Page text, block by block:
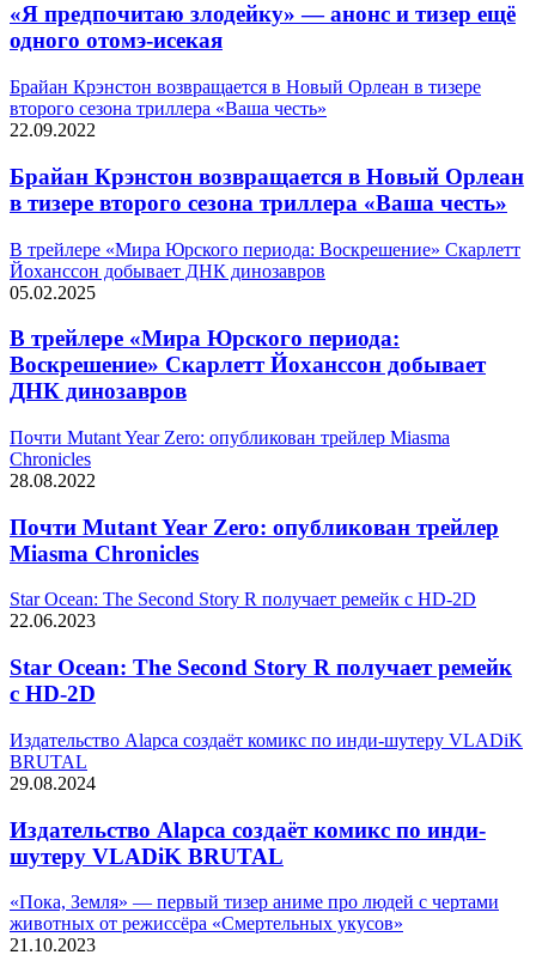
«Я предпочитаю злодейку» — анонс и тизер ещё
одного отомэ-исекая
Брайан Крэнстон возвращается в Новый Орлеан в тизере
второго сезона триллера «Ваша честь»
22.09.2022
Брайан Крэнстон возвращается в Новый Орлеан
в тизере второго сезона триллера «Ваша честь»
В трейлере «Мира Юрского периода: Воскрешение» Скарлетт
Йоханссон добывает ДНК динозавров
05.02.2025
В трейлере «Мира Юрского периода:
Воскрешение» Скарлетт Йоханссон добывает
ДНК динозавров
Почти Mutant Year Zero: опубликован трейлер Miasma
Chronicles
28.08.2022
Почти Mutant Year Zero: опубликован трейлер
Miasma Chronicles
Star Ocean: The Second Story R получает ремейк с HD-2D
22.06.2023
Star Ocean: The Second Story R получает ремейк
с HD-2D
Издательство Alapca создаёт комикс по инди-шутеру VLADiK
BRUTAL
29.08.2024
Издательство Alapca создаёт комикс по инди-
шутеру VLADiK BRUTAL
«Пока, Земля» — первый тизер аниме про людей с чертами
животных от режиссёра «Смертельных укусов»
21.10.2023